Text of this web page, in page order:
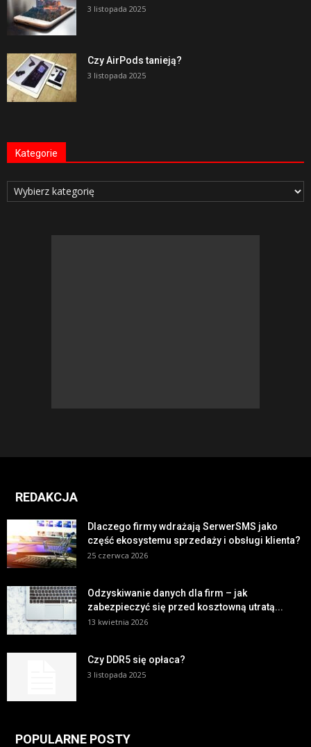
3 listopada 2025
Czy AirPods tanieją?
3 listopada 2025
Kategorie
Kategorie
REDAKCJA
Dlaczego firmy wdrażają SerwerSMS jako
część ekosystemu sprzedaży i obsługi klienta?
25 czerwca 2026
Odzyskiwanie danych dla firm – jak
zabezpieczyć się przed kosztowną utratą...
13 kwietnia 2026
Czy DDR5 się opłaca?
3 listopada 2025
POPULARNE POSTY